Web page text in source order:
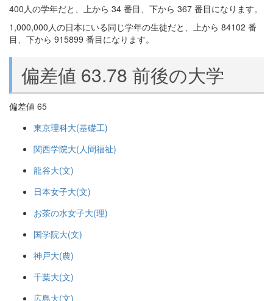
400人の学年だと、上から 34 番目、下から 367 番目になります。
1,000,000人の日本にいる同じ学年の生徒だと、上から 84102 番
目、下から 915899 番目になります。
偏差値 63.78 前後の大学
偏差値 65
東京理科大(基礎工)
関西学院大(人間福祉)
龍谷大(文)
日本女子大(文)
お茶の水女子大(理)
国学院大(文)
神戸大(農)
千葉大(文)
広島大(文)